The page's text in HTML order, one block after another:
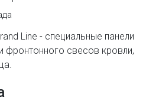
Line - специальные панели
фронтонного свесов кровли,